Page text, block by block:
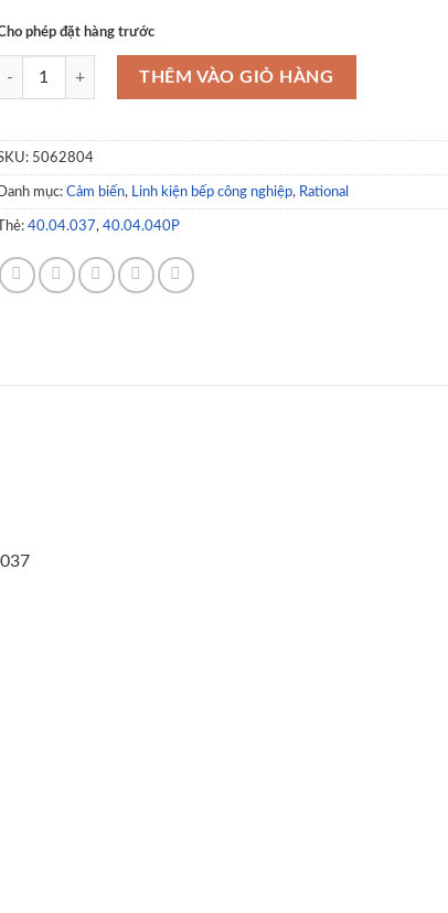
phép đặt hàng trước
Cảm biến nhiệt độ tâm thực phẩm 40.04.040P số lượng
THÊM VÀO GIỎ HÀNG
5062804
Danh mục: Cảm biến, Linh kiện bếp công nghiệp, Rational
Thẻ: 40.04.037, 40.04.040P